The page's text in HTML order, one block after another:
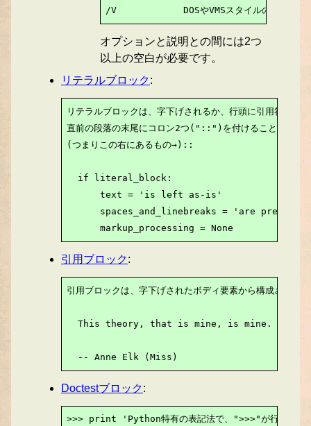
/V            DOSやVMSスタイルのオプショ
オプションと説明との間には2つ
以上の空白が必要です。
リテラルブロック:
リテラルブロックは、字下げされるか、行頭に引用符が入
直前の段落の末尾にコロン2つ("::")を付けることによっ
(つまりこの右にあるもの→)::
  if literal_block:
      text = 'is left as-is'
spaces_and_linebreaks = 'are
      markup_processing = None
引用ブロック:
引用ブロックは、字下げされたボディ要素から構成されま
  This theory, that is mine, is mine.
  -- Anne Elk (Miss)
Doctestブロック:
>>> print 'Python特有の表記法で、">>>"が行頭につ